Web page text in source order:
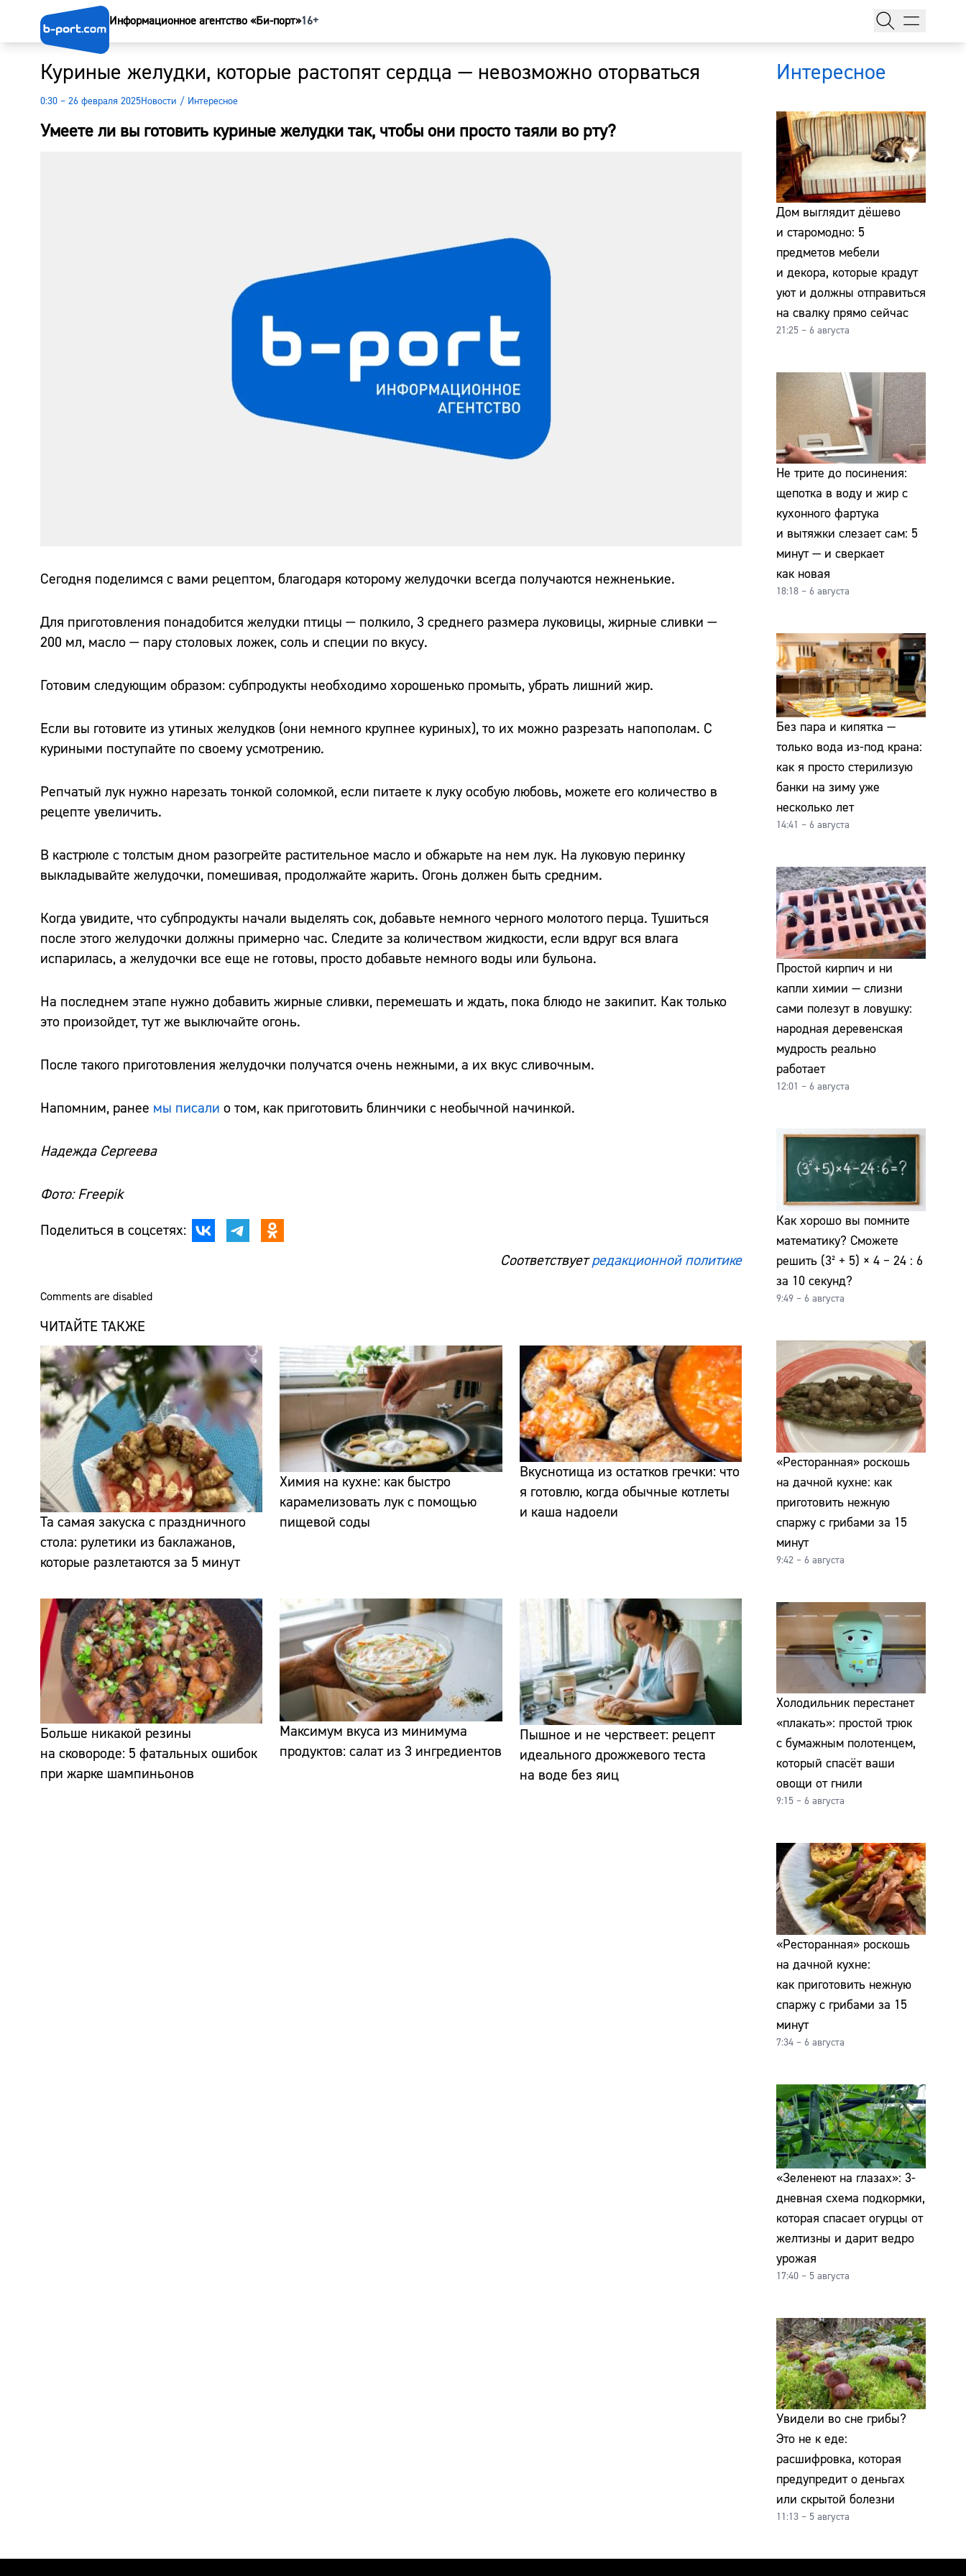
Информационное агентство «Би-порт»16+
Куриные желудки, которые растопят сердца — невозможно оторваться
0:30 – 26 февраля 2025Новости / Интересное
Умеете ли вы готовить куриные желудки так, чтобы они просто таяли во рту?
Сегодня поделимся с вами рецептом, благодаря которому желудочки всегда получаются нежненькие.
Для приготовления понадобится желудки птицы — полкило, 3 среднего размера луковицы, жирные сливки —
200 мл, масло — пару столовых ложек, соль и специи по вкусу.
Готовим следующим образом: субпродукты необходимо хорошенько промыть, убрать лишний жир.
Если вы готовите из утиных желудков (они немного крупнее куриных), то их можно разрезать напополам. С
куриными поступайте по своему усмотрению.
Репчатый лук нужно нарезать тонкой соломкой, если питаете к луку особую любовь, можете его количество в
рецепте увеличить.
В кастрюле с толстым дном разогрейте растительное масло и обжарьте на нем лук. На луковую перинку
выкладывайте желудочки, помешивая, продолжайте жарить. Огонь должен быть средним.
Когда увидите, что субпродукты начали выделять сок, добавьте немного черного молотого перца. Тушиться
после этого желудочки должны примерно час. Следите за количеством жидкости, если вдруг вся влага
испарилась, а желудочки все еще не готовы, просто добавьте немного воды или бульона.
На последнем этапе нужно добавить жирные сливки, перемешать и ждать, пока блюдо не закипит. Как только
это произойдет, тут же выключайте огонь.
После такого приготовления желудочки получатся очень нежными, а их вкус сливочным.
Напомним, ранее мы писали о том, как приготовить блинчики с необычной начинкой.
Надежда Сергеева
Фото: Freepik
Поделиться в соцсетях:
Соответствуетредакционной политике
Comments are disabled
ЧИТАЙТЕ ТАКЖЕ
Та самая закуска с праздничного
стола: рулетики из баклажанов,
которые разлетаются за 5 минут
Химия на кухне: как быстро
карамелизовать лук с помощью
пищевой соды
Вкуснотища из остатков гречки: что
я готовлю, когда обычные котлеты
и каша надоели
Больше никакой резины
на сковороде: 5 фатальных ошибок
при жарке шампиньонов
Максимум вкуса из минимума
продуктов: салат из 3 ингредиентов
Пышное и не черствеет: рецепт
идеального дрожжевого теста
на воде без яиц
Интересное
Дом выглядит дёшево
и старомодно: 5
предметов мебели
и декора, которые крадут
уют и должны отправиться
на свалку прямо сейчас
21:25 – 6 августа
Не трите до посинения:
щепотка в воду и жир с
кухонного фартука
и вытяжки слезает сам: 5
минут — и сверкает
как новая
18:18 – 6 августа
Без пара и кипятка —
только вода из-под крана:
как я просто стерилизую
банки на зиму уже
несколько лет
14:41 – 6 августа
Простой кирпич и ни
капли химии — слизни
сами полезут в ловушку:
народная деревенская
мудрость реально
работает
12:01 – 6 августа
Как хорошо вы помните
математику? Сможете
решить (3² + 5) × 4 − 24 : 6
за 10 секунд?
9:49 – 6 августа
«Ресторанная» роскошь
на дачной кухне: как
приготовить нежную
спаржу с грибами за 15
минут
9:42 – 6 августа
Холодильник перестанет
«плакать»: простой трюк
с бумажным полотенцем,
который спасёт ваши
овощи от гнили
9:15 – 6 августа
«Ресторанная» роскошь
на дачной кухне:
как приготовить нежную
спаржу с грибами за 15
минут
7:34 – 6 августа
«Зеленеют на глазах»: 3-
дневная схема подкормки,
которая спасает огурцы от
желтизны и дарит ведро
урожая
17:40 – 5 августа
Увидели во сне грибы?
Это не к еде:
расшифровка, которая
предупредит о деньгах
или скрытой болезни
11:13 – 5 августа
Новости
Погода
Курсы валют
Сайт:
Адрес:
Телефон: